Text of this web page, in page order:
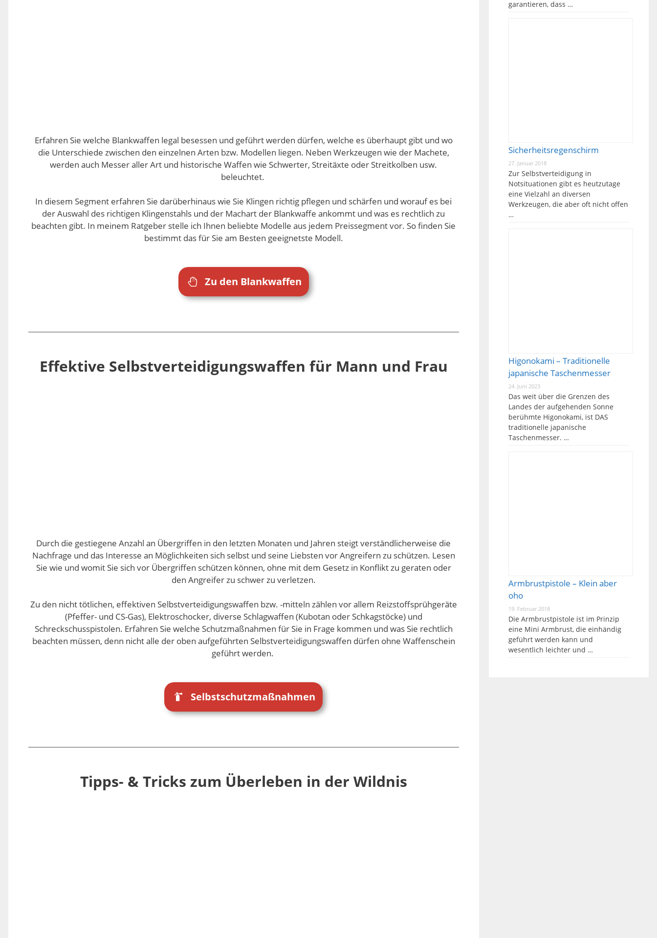
Erfahren Sie welche Blankwaffen legal besessen und geführt werden dürfen, welche es überhaupt gibt und wo
die Unterschiede zwischen den einzelnen Arten bzw. Modellen liegen. Neben Werkzeugen wie der Machete,
werden auch Messer aller Art und historische Waffen wie Schwerter, Streitäxte oder Streitkolben usw.
beleuchtet.
In diesem Segment erfahren Sie darüberhinaus wie Sie Klingen richtig pflegen und schärfen und worauf es bei
der Auswahl des richtigen Klingenstahls und der Machart der Blankwaffe ankommt und was es rechtlich zu
beachten gibt. In meinem Ratgeber stelle ich Ihnen beliebte Modelle aus jedem Preissegment vor. So finden Sie
bestimmt das für Sie am Besten geeignetste Modell.
Zu den Blankwaffen
Effektive Selbstverteidigungswaffen für Mann und Frau
Durch die gestiegene Anzahl an Übergriffen in den letzten Monaten und Jahren steigt verständlicherweise die
Nachfrage und das Interesse an Möglichkeiten sich selbst und seine Liebsten vor Angreifern zu schützen. Lesen
Sie wie und womit Sie sich vor Übergriffen schützen können, ohne mit dem Gesetz in Konflikt zu geraten oder
den Angreifer zu schwer zu verletzen.
Zu den nicht tötlichen, effektiven Selbstverteidigungswaffen bzw. -mitteln zählen vor allem Reizstoffsprühgeräte
(Pfeffer- und CS-Gas), Elektroschocker, diverse Schlagwaffen (Kubotan oder Schkagstöcke) und
Schreckschusspistolen. Erfahren Sie welche Schutzmaßnahmen für Sie in Frage kommen und was Sie rechtlich
beachten müssen, denn nicht alle der oben aufgeführten Selbstverteidigungswaffen dürfen ohne Waffenschein
geführt werden.
Selbstschutzmaßnahmen
Tipps- & Tricks zum Überleben in der Wildnis
garantieren, dass …
Sicherheitsregenschirm
27. Januar 2018
Zur Selbstverteidigung in
Notsituationen gibt es heutzutage
eine Vielzahl an diversen
Werkzeugen, die aber oft nicht offen
…
Higonokami – Traditionelle
japanische Taschenmesser
24. Juni 2023
Das weit über die Grenzen des
Landes der aufgehenden Sonne
berühmte Higonokami, ist DAS
traditionelle japanische
Taschenmesser. …
Armbrustpistole – Klein aber
oho
19. Februar 2018
Die Armbrustpistole ist im Prinzip
eine Mini Armbrust, die einhändig
geführt werden kann und
wesentlich leichter und …